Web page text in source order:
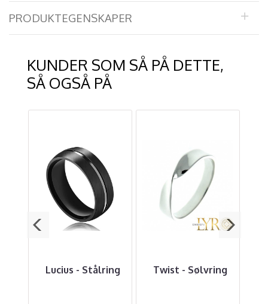
PRODUKTEGENSKAPER
KUNDER SOM SÅ PÅ DETTE,
SÅ OGSÅ PÅ
Lucius - Stålring Twist - Sølvring